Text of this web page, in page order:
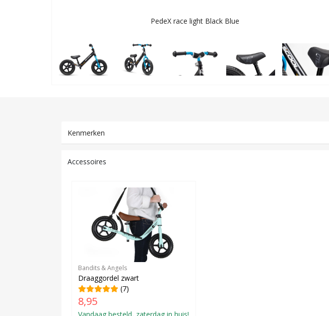
PedeX race light Black Blue
Kenmerken
Accessoires
Bandits & Angels
Draaggordel zwart
(7)
8,95